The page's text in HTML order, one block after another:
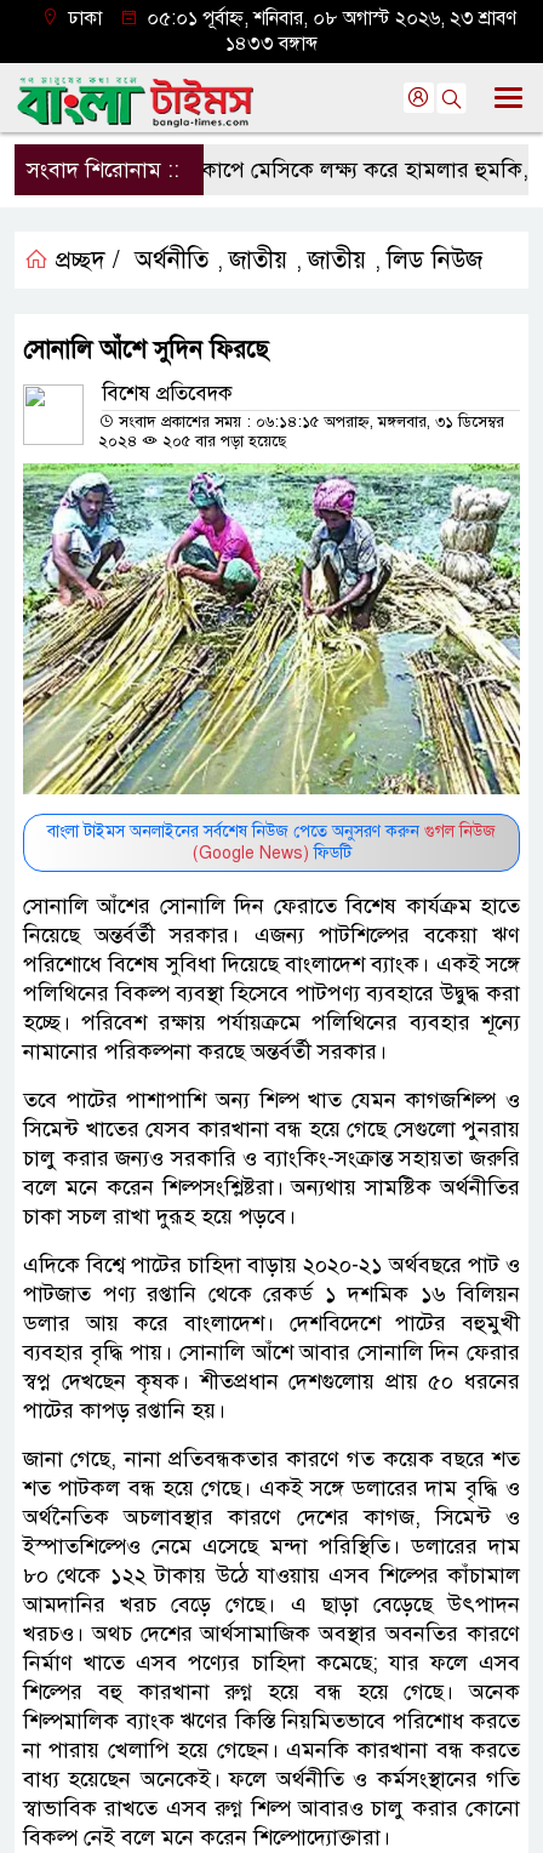
ঢাকা
০৫:০১ পূর্বাহ্ন, শনিবার, ০৮ অগাস্ট ২০২৬, ২৩ শ্রাবণ
১৪৩৩ বঙ্গাব্দ
সংবাদ শিরোনাম ::বিশ্বকাপে মেসিকে লক্ষ্য করে হামলার হুমকি,
প্রচ্ছদ / অর্থনীতি ,জাতীয় ,জাতীয় ,লিড নিউজ
সোনালি আঁশে সুদিন ফিরছে
বিশেষ প্রতিবেদক
সংবাদ প্রকাশের সময় : ০৬:১৪:১৫ অপরাহ্ন, মঙ্গলবার, ৩১ ডিসেম্বর
২০২৪
২০৫ বার পড়া হয়েছে
বাংলা টাইমস অনলাইনের সর্বশেষ নিউজ পেতে অনুসরণ করুন গুগল নিউজ
(Google News) ফিডটি
সোনালি আঁশের সোনালি দিন ফেরাতে বিশেষ কার্যক্রম হাতে
নিয়েছে অন্তর্বর্তী সরকার। এজন্য পাটশিল্পের বকেয়া ঋণ
পরিশোধে বিশেষ সুবিধা দিয়েছে বাংলাদেশ ব্যাংক। একই সঙ্গে
পলিথিনের বিকল্প ব্যবস্থা হিসেবে পাটপণ্য ব্যবহারে উদ্বুদ্ধ করা
হচ্ছে। পরিবেশ রক্ষায় পর্যায়ক্রমে পলিথিনের ব্যবহার শূন্যে
নামানোর পরিকল্পনা করছে অন্তর্বর্তী সরকার।
তবে পাটের পাশাপাশি অন্য শিল্প খাত যেমন কাগজশিল্প ও
সিমেন্ট খাতের যেসব কারখানা বন্ধ হয়ে গেছে সেগুলো পুনরায়
চালু করার জন্যও সরকারি ও ব্যাংকিং-সংক্রান্ত সহায়তা জরুরি
বলে মনে করেন শিল্পসংশ্লিষ্টরা। অন্যথায় সামষ্টিক অর্থনীতির
চাকা সচল রাখা দুরূহ হয়ে পড়বে।
এদিকে বিশ্বে পাটের চাহিদা বাড়ায় ২০২০-২১ অর্থবছরে পাট ও
পাটজাত পণ্য রপ্তানি থেকে রেকর্ড ১ দশমিক ১৬ বিলিয়ন
ডলার আয় করে বাংলাদেশ। দেশবিদেশে পাটের বহুমুখী
ব্যবহার বৃদ্ধি পায়। সোনালি আঁশে আবার সোনালি দিন ফেরার
স্বপ্ন দেখছেন কৃষক। শীতপ্রধান দেশগুলোয় প্রায় ৫০ ধরনের
পাটের কাপড় রপ্তানি হয়।
জানা গেছে, নানা প্রতিবন্ধকতার কারণে গত কয়েক বছরে শত
শত পাটকল বন্ধ হয়ে গেছে। একই সঙ্গে ডলারের দাম বৃদ্ধি ও
অর্থনৈতিক অচলাবস্থার কারণে দেশের কাগজ, সিমেন্ট ও
ইস্পাতশিল্পেও নেমে এসেছে মন্দা পরিস্থিতি। ডলারের দাম
৮০ থেকে ১২২ টাকায় উঠে যাওয়ায় এসব শিল্পের কাঁচামাল
আমদানির খরচ বেড়ে গেছে। এ ছাড়া বেড়েছে উৎপাদন
খরচও। অথচ দেশের আর্থসামাজিক অবস্থার অবনতির কারণে
নির্মাণ খাতে এসব পণ্যের চাহিদা কমেছে; যার ফলে এসব
শিল্পের বহু কারখানা রুগ্ন হয়ে বন্ধ হয়ে গেছে। অনেক
শিল্পমালিক ব্যাংক ঋণের কিস্তি নিয়মিতভাবে পরিশোধ করতে
না পারায় খেলাপি হয়ে গেছেন। এমনকি কারখানা বন্ধ করতে
বাধ্য হয়েছেন অনেকেই। ফলে অর্থনীতি ও কর্মসংস্থানের গতি
স্বাভাবিক রাখতে এসব রুগ্ন শিল্প আবারও চালু করার কোনো
বিকল্প নেই বলে মনে করেন শিল্পোদ্যোক্তারা।